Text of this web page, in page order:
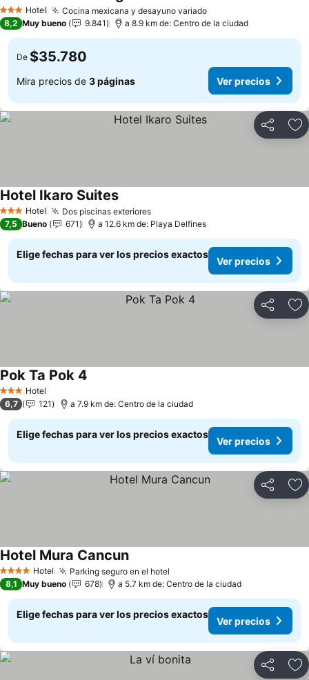
3 Estrellas
Hotel Cocina mexicana y desayuno variadoVer precios
8,2 Muy bueno 9.841 a 8.9 km de: Centro de la ciudad
De $35.780
Mira precios de 3 páginas Ver precios
Compartir
3 Estrellas
Hotel Dos piscinas exterioresVer precios
Hotel Ikaro SuitesVer precios
7,5 Bueno 671 a 12.6 km de: Playa Delfines
Elige fechas para ver los precios exactos
Ver precios
Compartir
3 Estrellas
Hotel
Pok Ta Pok 4
6,7 121 a 7.9 km de: Centro de la ciudad
Elige fechas para ver los precios exactos
Ver precios
Compartir
4 EstrellasHotel Parking seguro en el hotel
Hotel Mura CancunVer precios
8,1 Muy bueno 678 a 5.7 km de: Centro de la ciudad
Elige fechas para ver los precios exactos
Ver precios
Compartir